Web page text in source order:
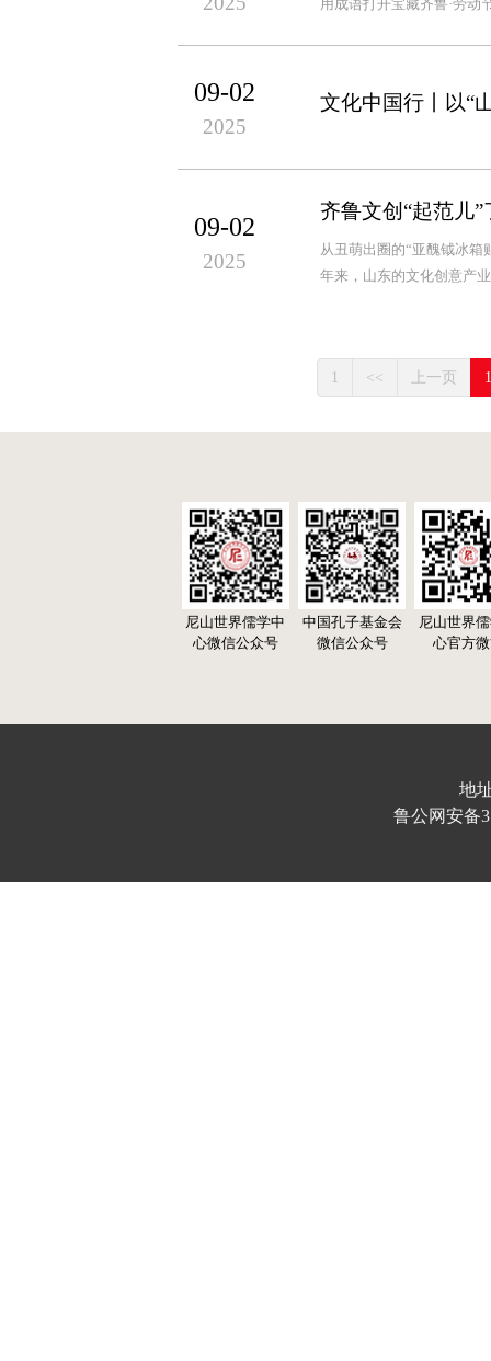
用成语打开宝藏齐鲁·劳动
09-02
2025
文化中国行丨以“
09-02
2025
齐鲁文创“起范儿”
从丑萌出圈的“亚醜钺冰
年来，山东的文化创意产
1 << 上一页 1
尼山世界儒学中
心微信公众号
中国孔子基金会
微信公众号
尼山世界
心官方
地
鲁公网安备